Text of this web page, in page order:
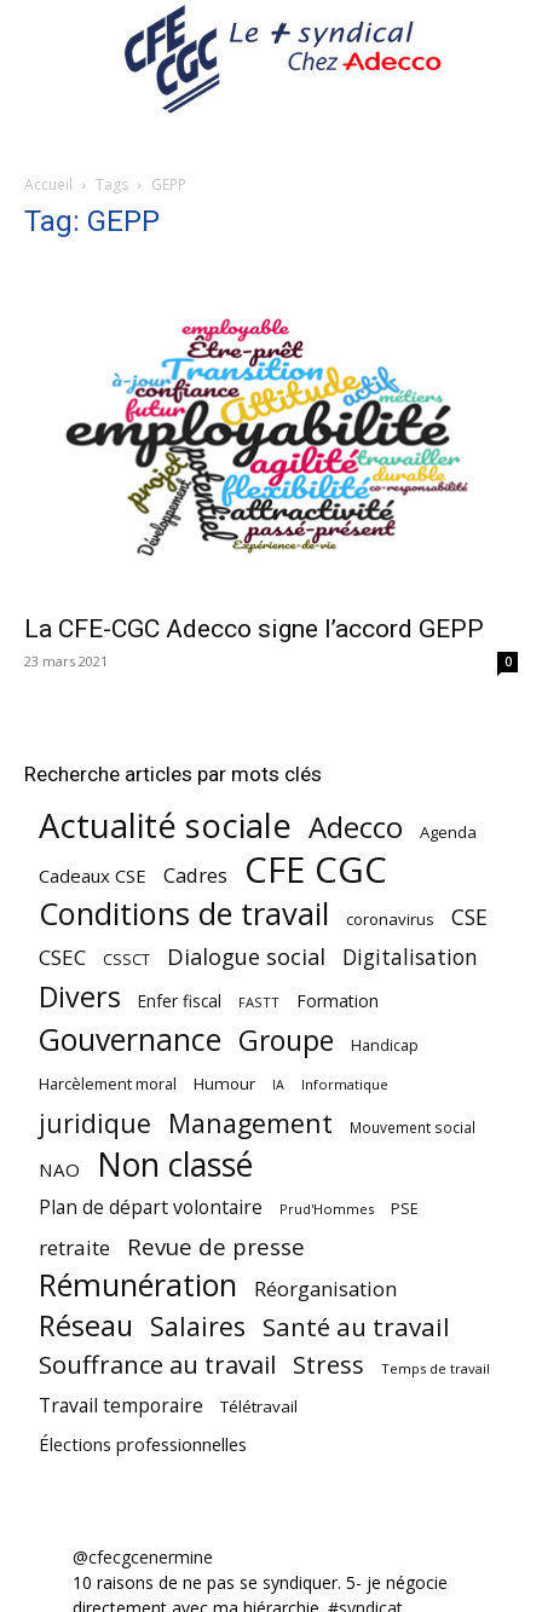
Accueil Tags GEPP
Tag: GEPP
La CFE-CGC Adecco signe l’accord GEPP
23 mars 2021 0
Recherche articles par mots clés
Actualité sociale Adecco Agenda
Cadeaux CSE Cadres CFE CGC
Conditions de travail coronavirus CSE
CSEC CSSCT Dialogue social Digitalisation
Divers Enfer fiscal FASTT Formation
Gouvernance Groupe Handicap
Harcèlement moral Humour IA Informatique
juridique Management Mouvement social
NAO Non classé
Plan de départ volontaire Prud'Hommes PSE
retraite Revue de presse
Rémunération Réorganisation
Réseau Salaires Santé au travail
Souffrance au travail Stress Temps de travail
Travail temporaire Télétravail
Élections professionnelles
@cfecgcenermine
10 raisons de ne pas se syndiquer. 5- je négocie
directement avec ma hiérarchie. #syndicat